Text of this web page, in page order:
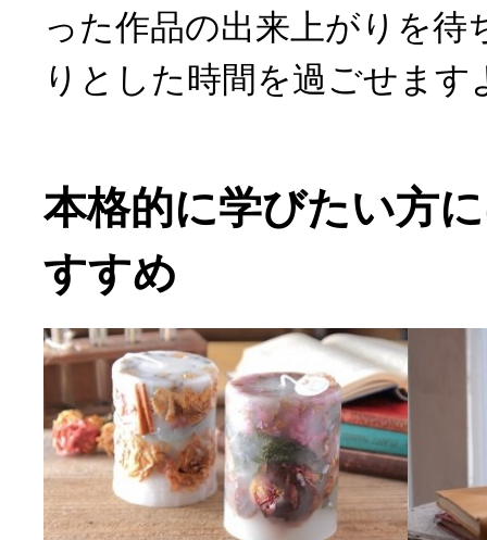
った作品の出来上がりを待
りとした時間を過ごせます
本格的に学びたい方
すすめ